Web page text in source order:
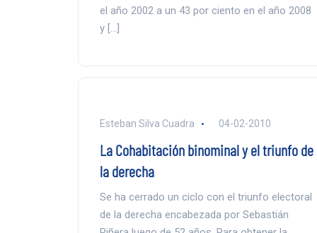
el año 2002 a un 43 por ciento en el año 2008
y […]
Esteban Silva Cuadra 04-02-2010
La Cohabitación binominal y el triunfo de
la derecha
Se ha cerrado un ciclo con el triunfo electoral
de la derecha encabezada por Sebastián